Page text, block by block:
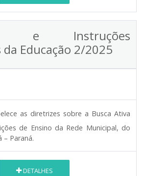
e Instruções
Educação 2/2025
as diretrizes sobre a Busca Ativa
de Ensino da Rede Municipal, do
– Paraná.
DETALHES